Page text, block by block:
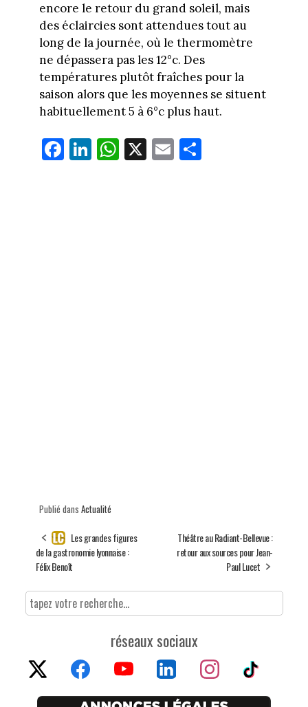
encore le retour du grand soleil, mais
des éclaircies sont attendues tout au
long de la journée, où le thermomètre
ne dépassera pas les 12°c. Des
températures plutôt fraîches pour la
saison alors que les moyennes se situent
habituellement 5 à 6°c plus haut.
Fa
ce
Li
nk
W
ha
X E
m
Pa
Publié dans Actualité
Les grandes figures
de la gastronomie lyonnaise :
Félix Benoît
Théâtre au Radiant-Bellevue :
retour aux sources pour Jean-
Paul Lucet
réseaux sociaux